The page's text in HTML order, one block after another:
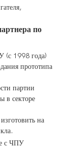
по
(с 1998 года)
прототипа
партии
в секторе
на
с ЧПУ